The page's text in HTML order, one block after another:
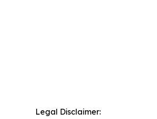
Legal Disclaimer: